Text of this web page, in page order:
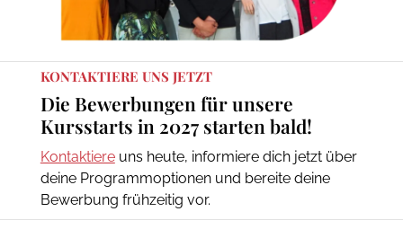
KONTAKTIERE UNS JETZT
Die Bewerbungen für unsere
Kursstarts in 2027 starten bald!
Kontaktiereuns heute, informiere dich jetzt über
deine Programmoptionen und bereite deine
Bewerbung frühzeitig vor.